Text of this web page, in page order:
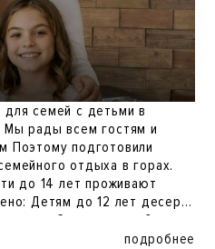
подробнее
семей с детьми в
отдыха в горах.
до 6 лет